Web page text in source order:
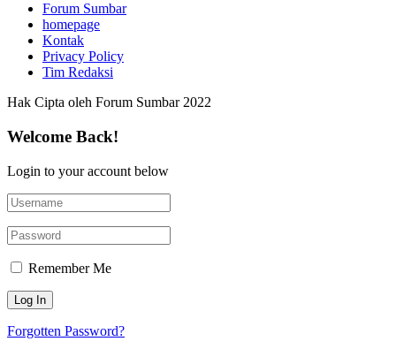
Forum Sumbar
homepage
Kontak
Privacy Policy
Tim Redaksi
Hak Cipta oleh Forum Sumbar 2022
Welcome Back!
Login to your account below
Remember Me
Forgotten Password?